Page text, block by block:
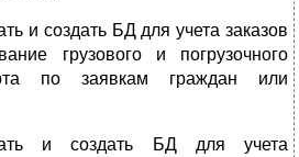
и создать БД для учета заказов
грузового и погрузочного
по заявкам граждан или
и создать БД для учета